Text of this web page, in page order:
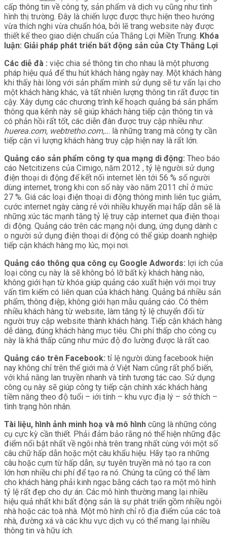
cấp thông tin về công ty, sản phẩm và dịch vụ cũng như tình
hình thị trường. Đây là chiến lược được thực hiện theo hướng
vừa thích nghi vừa chuẩn hóa, bởi lẽ trang website này được
thiết kế theo giao diện chuẩn của Thắng Lợi Miền Trung. Khóa
luận: Giải pháp phát triển bất động sản của Cty Thắng Lợi
Các diễ đà : việc chia sẻ thông tin cho nhau là một phương
pháp hiệu quả để thu hút khách hàng ngày nay. Một khách hàng
khi thấy hài lòng với sản phẩm mình sử dụng sẽ tư vấn lại cho
một khách hàng khác, và tất nhiên lượng thông tin rất được tin
cậy. Xây dựng các chương trình kế hoạch quảng bá sản phẩm
thông qua kênh này sẽ giúp khách hàng tiếp cận thông tin và
có phản hồi rất tốt, các diễn đàn được truy cập nhiều như:
huerea.com, webtretho.com,... là những trang mà công ty cần
tiếp cận vì lượng khách hàng truy cập hiện nay là rất lớn.
Quảng cáo sản phẩm công ty qua mạng di động: Theo báo
cáo Netcitizens của Cimigo, năm 2012 , tỷ lệ người sử dụng
điện thoại di động để kết nối internet lên tới 56 % số người
dùng internet, trong khi con số này vào năm 2011 chỉ ở mức
27 %. Giá các loại điện thoại di động thông minh liên tục giảm,
cước internet ngày càng rẻ với nhiều khuyến mại hấp dẫn sẽ là
những xúc tác mạnh tăng tỷ lệ truy cập internet qua điện thoại
di động. Quảng cáo trên các mạng nội dung, ứng dụng dành c
o người sử dụng điện thoại di động có thể giúp doanh nghiệp
tiếp cận khách hàng mọ lúc, mọi nơi.
Quảng cáo thông qua công cụ Google Adwords: lợi ích của
loại công cụ này là sẽ không bỏ lỡ bất kỳ khách hàng nào,
không giới hạn từ khóa giúp quảng cáo xuất hiện với mọi truy
vấn tìm kiếm có liên quan của khách hàng. Quảng bá nhiều sản
phẩm, thông điệp, không giới hạn mẫu quảng cáo. Có thêm
nhiều khách hàng từ website, làm tăng tỷ lệ chuyển đổi từ
người truy cập website thành khách hàng. Tiếp cận khách hàng
dễ dàng, đúng khách hàng mục tiêu. Chi phí thấp cho công cụ
này là khá thấp cũng như mức độ đo lường được là rất cao.
Quảng cáo trên Facebook: tỉ lệ người dùng facebook hiện
nay không chỉ trên thế giới mà ở Việt Nam cũng rất phổ biến,
với khả năng lan truyền nhanh và tính tương tác cao. Sử dụng
công cụ này sẽ giúp công ty tiếp cận chính xác khách hàng
tiềm năng theo độ tuổi – iới tính – khu vực địa lý – sở thích –
tình trạng hôn nhân.
Tài liệu, hình ảnh minh hoạ và mô hình cũng là những công
cụ cực kỳ cần thiết. Phải đảm bảo rằng nó thể hiện những đặc
điểm nổi bật nhất về ngôi nhà trên trang nhất cùng với một số
câu chữ hấp dẫn hoặc một câu khẩu hiệu. Hãy tạo ra những
câu hoặc cụm từ hấp dẫn, sự tuyên truyền mà nó tạo ra con
lớn hơn nhiều chi phí để tạo ra nó. Chúng ta cũng có thể làm
cho khách hàng phải kinh ngạc bằng cách tạo ra một mô hình
tỷ lệ rất đẹp cho dự án. Các mô hình thường mang lại nhiều
hiệu quả nhất khi bất động sản là sự phát triển gồm nhiều ngôi
nhà hoặc các toà nhà. Một mô hình chỉ rõ địa điểm của các toà
nhà, đường xá và các khu vực dịch vụ có thể mang lại nhiều
thông tin và hữu ích.